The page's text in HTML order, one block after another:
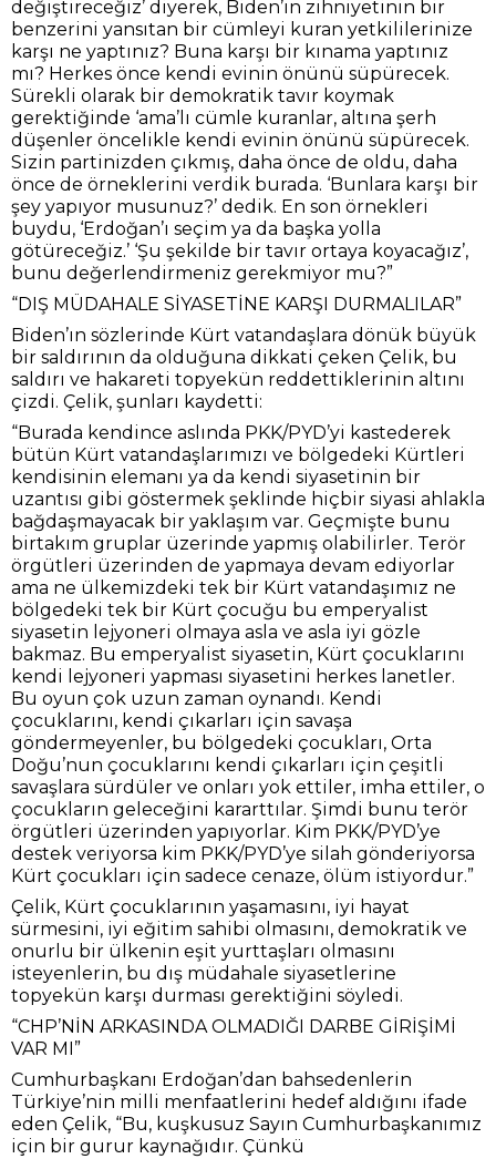
değiştireceğiz’ diyerek, Biden’ın zihniyetinin bir
benzerini yansıtan bir cümleyi kuran yetkililerinize
karşı ne yaptınız? Buna karşı bir kınama yaptınız
mı? Herkes önce kendi evinin önünü süpürecek.
Sürekli olarak bir demokratik tavır koymak
gerektiğinde ‘ama’lı cümle kuranlar, altına şerh
düşenler öncelikle kendi evinin önünü süpürecek.
Sizin partinizden çıkmış, daha önce de oldu, daha
önce de örneklerini verdik burada. ‘Bunlara karşı bir
şey yapıyor musunuz?’ dedik. En son örnekleri
buydu, ‘Erdoğan’ı seçim ya da başka yolla
götüreceğiz.’ ‘Şu şekilde bir tavır ortaya koyacağız’,
bunu değerlendirmeniz gerekmiyor mu?”
“DIŞ MÜDAHALE SİYASETİNE KARŞI DURMALILAR”
Biden’ın sözlerinde Kürt vatandaşlara dönük büyük
bir saldırının da olduğuna dikkati çeken Çelik, bu
saldırı ve hakareti topyekün reddettiklerinin altını
çizdi. Çelik, şunları kaydetti:
“Burada kendince aslında PKK/PYD’yi kastederek
bütün Kürt vatandaşlarımızı ve bölgedeki Kürtleri
kendisinin elemanı ya da kendi siyasetinin bir
uzantısı gibi göstermek şeklinde hiçbir siyasi ahlakla
bağdaşmayacak bir yaklaşım var. Geçmişte bunu
birtakım gruplar üzerinde yapmış olabilirler. Terör
örgütleri üzerinden de yapmaya devam ediyorlar
ama ne ülkemizdeki tek bir Kürt vatandaşımız ne
bölgedeki tek bir Kürt çocuğu bu emperyalist
siyasetin lejyoneri olmaya asla ve asla iyi gözle
bakmaz. Bu emperyalist siyasetin, Kürt çocuklarını
kendi lejyoneri yapması siyasetini herkes lanetler.
Bu oyun çok uzun zaman oynandı. Kendi
çocuklarını, kendi çıkarları için savaşa
göndermeyenler, bu bölgedeki çocukları, Orta
Doğu’nun çocuklarını kendi çıkarları için çeşitli
savaşlara sürdüler ve onları yok ettiler, imha ettiler, o
çocukların geleceğini kararttılar. Şimdi bunu terör
örgütleri üzerinden yapıyorlar. Kim PKK/PYD’ye
destek veriyorsa kim PKK/PYD’ye silah gönderiyorsa
Kürt çocukları için sadece cenaze, ölüm istiyordur.”
Çelik, Kürt çocuklarının yaşamasını, iyi hayat
sürmesini, iyi eğitim sahibi olmasını, demokratik ve
onurlu bir ülkenin eşit yurttaşları olmasını
isteyenlerin, bu dış müdahale siyasetlerine
topyekün karşı durması gerektiğini söyledi.
“CHP’NİN ARKASINDA OLMADIĞI DARBE GİRİŞİMİ
VAR MI”
Cumhurbaşkanı Erdoğan’dan bahsedenlerin
Türkiye’nin milli menfaatlerini hedef aldığını ifade
eden Çelik, “Bu, kuşkusuz Sayın Cumhurbaşkanımız
için bir gurur kaynağıdır. Çünkü